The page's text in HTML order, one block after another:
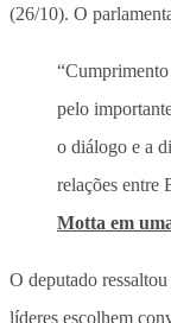
(26/10). O
pelo
o diálogo e a
relações entre
Motta em
O deputado
líderes escolhem